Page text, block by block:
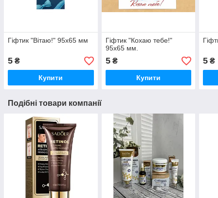
Гіфтик "Вітаю!" 95х65 мм
5 ₴
Купити
Гіфтик "Кохаю тебе!"
95х65 мм.
5₴
Купити
5 ₴
Подібні товари компанії